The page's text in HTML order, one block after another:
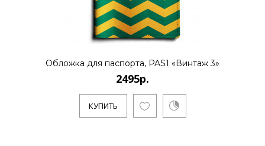
Обложка для паспорта, PAS1 «Винтаж 3»
2495р.
КУПИТЬ